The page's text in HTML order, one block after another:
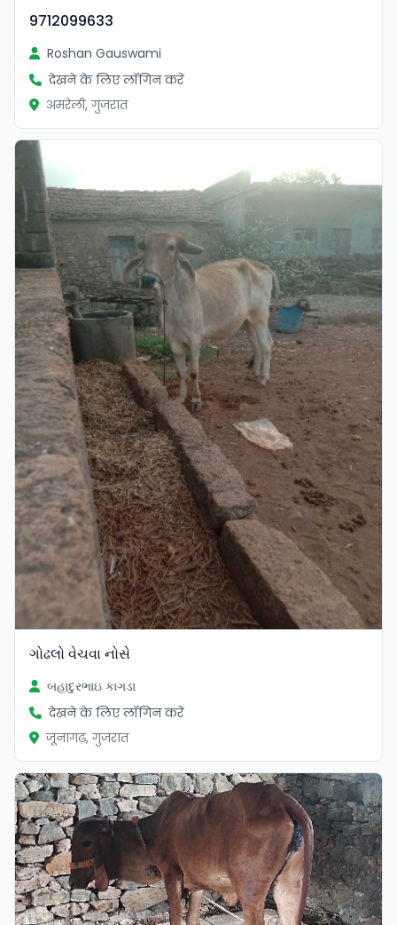
9712099633
Roshan Gauswami
देखने के लिए लॉगिन करें
अमरेली, गुजरात
ગોઢલો વેચવા નોસે
બહાદુરભાઇ કાગડા
देखने के लिए लॉगिन करें
जूनागढ़, गुजरात